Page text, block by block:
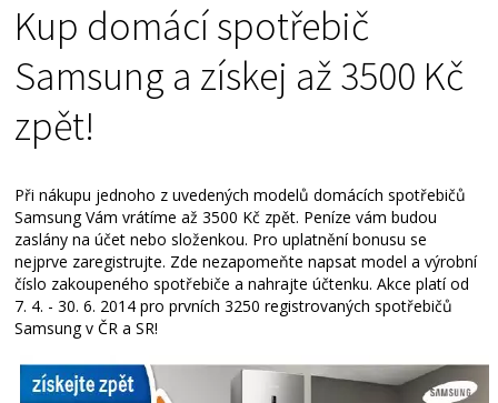
Kup domácí spotřebič
Samsung a získej až 3500 Kč
zpět!
Při nákupu jednoho z uvedených modelů domácích spotřebičů
Samsung Vám vrátíme až 3500 Kč zpět. Peníze vám budou
zaslány na účet nebo složenkou. Pro uplatnění bonusu se
nejprve zaregistrujte. Zde nezapomeňte napsat model a výrobní
číslo zakoupeného spotřebiče a nahrajte účtenku. Akce platí od
7. 4. - 30. 6. 2014 pro prvních 3250 registrovaných spotřebičů
Samsung v ČR a SR!